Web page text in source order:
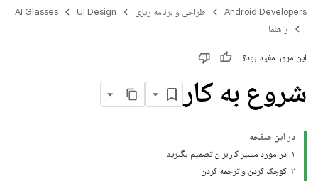
Android Developers طراحی و برنامه ریزی UI Design
AI Glasses
راهنما
این مرور مفید بود؟
شروع به کار
در این صفحه
۱. در مورد مسیر کاربران تصمیم بگیرید
۲. کوچک کردن و ترجمه کردن